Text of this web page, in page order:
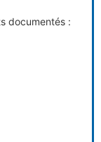
documentés :